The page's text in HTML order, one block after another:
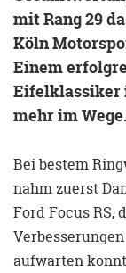
mit Rang 29
Köln
Einem
Eifelklassiker
mehr im Wege.
Bei bestem
nahm zuerst
Ford Focus RS,
aufwarten